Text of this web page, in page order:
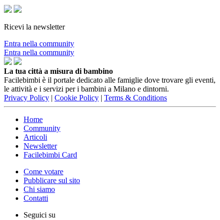
Ricevi la newsletter
Entra nella community
Entra nella community
La tua città a misura di bambino
Facilebimbi è il portale dedicato alle famiglie dove trovare gli eventi,
le attività e i servizi per i bambini a Milano e dintorni.
Privacy Policy
Cookie Policy Terms & Conditions
Home
Community
Articoli
Newsletter
Facilebimbi Card
Come votare
Pubblicare sul sito
Chi siamo
Contatti
Seguici su